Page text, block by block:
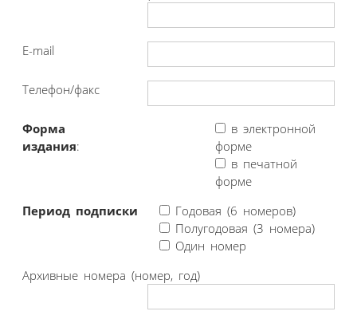
E-mail
Телефон/факс
Форма
издания:
в электронной
форме
в печатной
форме
Период подписки
Годовая (6 номеров)
Полугодовая (3 номера)
Один номер
Архивные номера (номер, год)